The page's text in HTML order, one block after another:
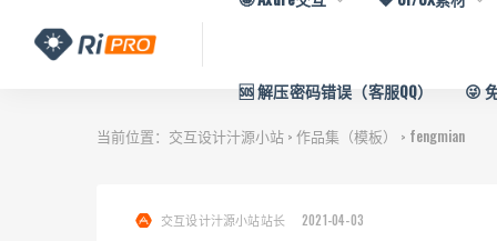
🆘 解压密码错误（客服QQ） 😜
当前位置： 交互设计汁源小站 > 作品集（模板） > fengmian
交互设计汁源小站站长 2021-04-03